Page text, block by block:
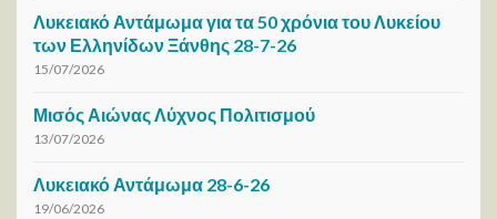
Λυκειακό Αντάμωμα για τα 50 χρόνια του Λυκείου
των Ελληνίδων Ξάνθης 28-7-26
15/07/2026
Μισός Αιώνας Λύχνος Πολιτισμού
13/07/2026
Λυκειακό Αντάμωμα 28-6-26
19/06/2026